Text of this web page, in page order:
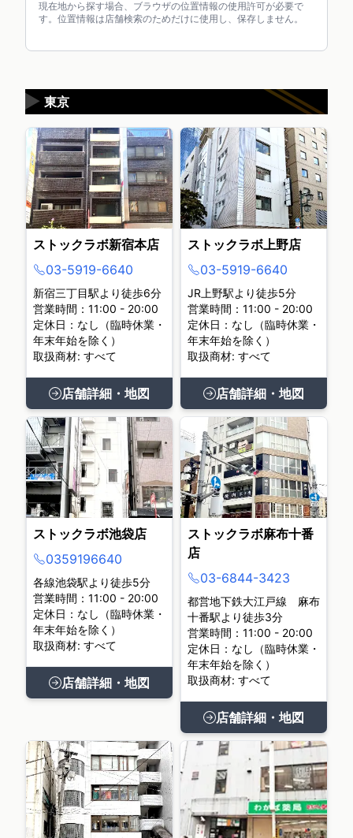
現在地から探す場合、ブラウザの位置情報の使用許可が必要で
す。位置情報は店舗検索のためだけに使用し、保存しません。
東京
▶
ストックラボ新宿本店
03-5919-6640
新宿三丁目駅より徒歩6分
営業時間：11:00 - 20:00
定休日：なし（臨時休業・
年末年始を除く）
取扱商材: すべて
店舗詳細・地図
ストックラボ上野店
03-5919-6640
JR上野駅より徒歩5分
営業時間：11:00 - 20:00
定休日：なし（臨時休業・
年末年始を除く）
取扱商材: すべて
店舗詳細・地図
ストックラボ池袋店
0359196640
各線池袋駅より徒歩5分
営業時間：11:00 - 20:00
定休日：なし（臨時休業・
年末年始を除く）
取扱商材: すべて
店舗詳細・地図
ストックラボ麻布十番
店
03-6844-3423
都営地下鉄大江戸線 麻布
十番駅より徒歩3分
営業時間：11:00 - 20:00
定休日：なし（臨時休業・
年末年始を除く）
取扱商材: すべて
店舗詳細・地図